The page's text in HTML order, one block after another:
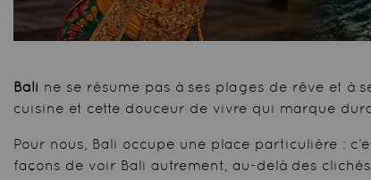
Bali ne se résume pas à ses plages de rêve et à
cuisine et cette douceur de vivre qui marque
Pour nous, Bali occupe une place particulière :
façons de voir Bali autrement, au-delà des